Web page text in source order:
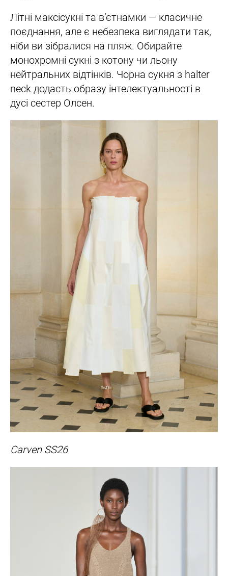
Літні максісукні та вʼєтнамки — класичне
поєднання, але є небезпека виглядати так,
ніби ви зібралися на пляж. Обирайте
монохромні сукні з котону чи льону
нейтральних відтінків. Чорна сукня з halter
neck додасть образу інтелектуальності в
дусі сестер Олсен.
Carven SS26